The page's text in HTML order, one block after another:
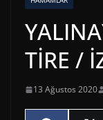
TİRE /
13 Ağustos 2020